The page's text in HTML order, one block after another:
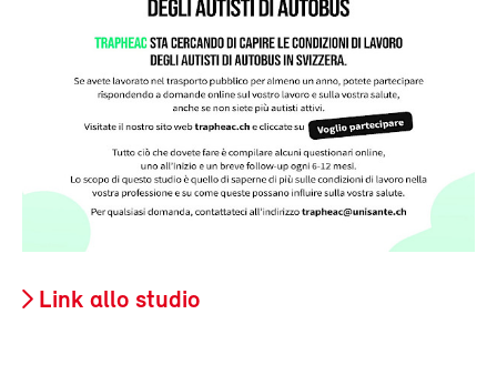
Link allo studio